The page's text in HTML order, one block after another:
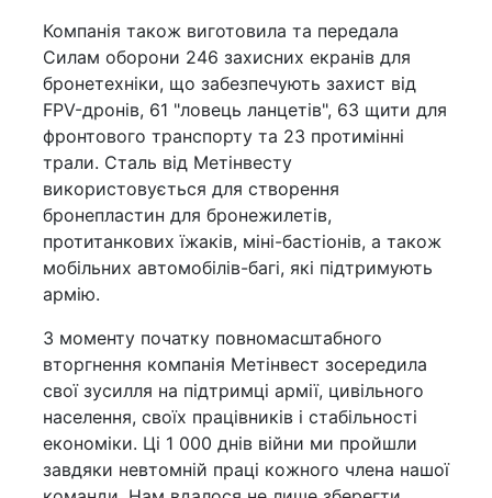
Компанія також виготовила та передала
Силам оборони 246 захисних екранів для
бронетехніки, що забезпечують захист від
FPV-дронів, 61 "ловець ланцетів", 63 щити для
фронтового транспорту та 23 протимінні
трали. Сталь від Метінвесту
використовується для створення
бронепластин для бронежилетів,
протитанкових їжаків, міні-бастіонів, а також
мобільних автомобілів-багі, які підтримують
армію.
З моменту початку повномасштабного
вторгнення компанія Метінвест зосередила
свої зусилля на підтримці армії, цивільного
населення, своїх працівників і стабільності
економіки. Ці 1 000 днів війни ми пройшли
завдяки невтомній праці кожного члена нашої